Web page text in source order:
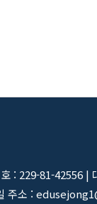
: 229-81-42556 |
주소 :